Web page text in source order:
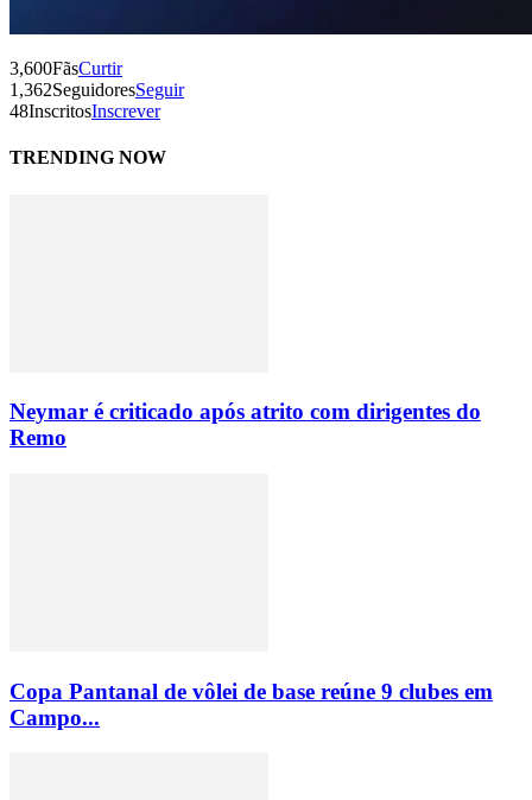
3,600FãsCurtir
1,362SeguidoresSeguir
48InscritosInscrever
TRENDING NOW
Neymar é criticado após atrito com dirigentes do
Remo
Copa Pantanal de vôlei de base reúne 9 clubes em
Campo...